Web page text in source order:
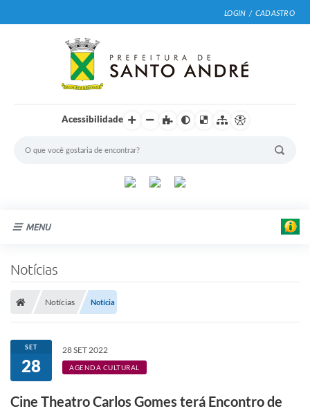
LOGIN / CADASTRO
Acessibilidade
MENU
Portal de Serviços
Transparência
Ônibus
Consultar Processos
Notícias
Notícias Notícia
SET
28
28 SET 2022
AGENDA CULTURAL
Cine Theatro Carlos Gomes terá Encontro de